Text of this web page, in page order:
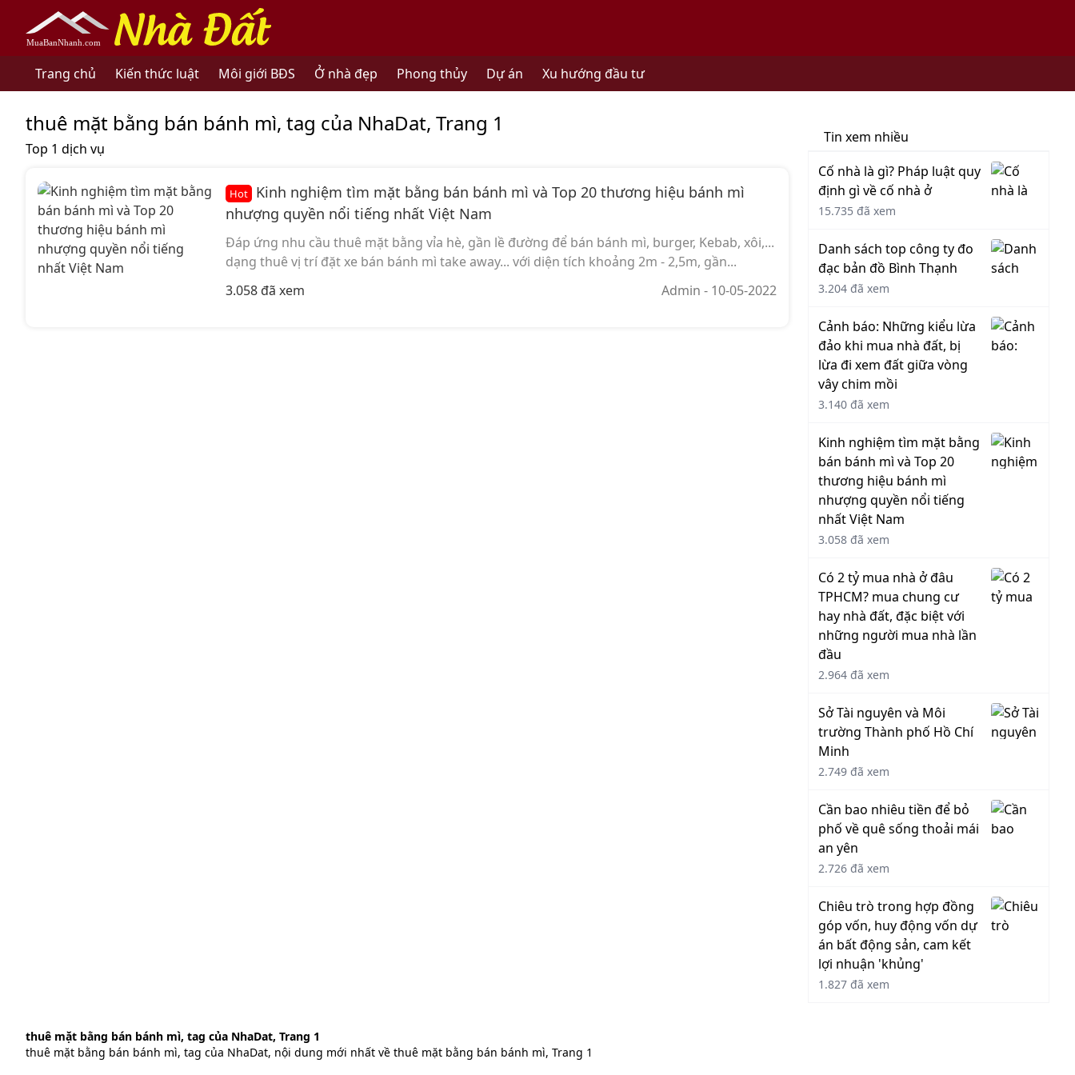
nhadat.muabannhanh.com
Trang chủ Kiến thức luật Môi giới BĐS Ở nhà đẹp Phong thủy Dự án Xu hướng đầu tư
thuê mặt bằng bán bánh mì, tag của NhaDat, Trang 1
Top 1 dịch vụ
Hot
Kinh nghiệm tìm mặt bằng bán bánh mì và Top 20 thương hiệu bánh mì
nhượng quyền nổi tiếng nhất Việt Nam
Đáp ứng nhu cầu thuê mặt bằng vỉa hè, gần lề đường để bán bánh mì, burger, Kebab, xôi,...
dạng thuê vị trí đặt xe bán bánh mì take away... với diện tích khoảng 2m - 2,5m, gần...
3.058 đã xem
Admin - 10-05-2022
Tin xem nhiều
Cố nhà là gì? Pháp luật quy
định gì về cố nhà ở
15.735 đã xem
Danh sách top công ty đo
đạc bản đồ Bình Thạnh
3.204 đã xem
Cảnh báo: Những kiểu lừa
đảo khi mua nhà đất, bị
lừa đi xem đất giữa vòng
vây chim mồi
3.140 đã xem
Kinh nghiệm tìm mặt bằng
bán bánh mì và Top 20
thương hiệu bánh mì
nhượng quyền nổi tiếng
nhất Việt Nam
3.058 đã xem
Có 2 tỷ mua nhà ở đâu
TPHCM? mua chung cư
hay nhà đất, đặc biệt với
những người mua nhà lần
đầu
2.964 đã xem
Sở Tài nguyên và Môi
trường Thành phố Hồ Chí
Minh
2.749 đã xem
Cần bao nhiêu tiền để bỏ
phố về quê sống thoải mái
an yên
2.726 đã xem
Chiêu trò trong hợp đồng
góp vốn, huy động vốn dự
án bất động sản, cam kết
lợi nhuận 'khủng'
1.827 đã xem
thuê mặt bằng bán bánh mì, tag của NhaDat, Trang 1
thuê mặt bằng bán bánh mì, tag của NhaDat, nội dung mới nhất về thuê mặt bằng bán bánh mì, Trang 1